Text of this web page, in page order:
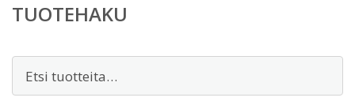
TUOTEHAKU